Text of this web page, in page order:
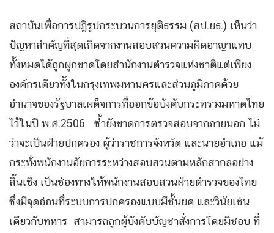
สถาบันเพื่อการปฏิรูปกระบวนการยุติธรรม (สป.ยธ.) เห็นว่า
ปัญหาสำคัญที่สุดเกิดจากงานสอบสวนความผิดอาญาแทบ
ทั้งหมดได้ถูกผูกขาดโดยสำนักงานตำรวจแห่งชาติแต่เพียง
องค์กรเดียวทั้งในกรุงเทพมหานครและส่วนภูมิภาคด้วย
อำนาจของรัฐบาลเผด็จการที่ออกข้อบังคับกระทรวงมหาดไทย
ไว้ในปี พ.ศ.2506 ซ้ำยังขาดการตรวจสอบจากภายนอก ไม่
ว่าจะเป็นฝ่ายปกครอง ผู้ว่าราชการจังหวัด และนายอำเภอ แม้
กระทั่งพนักงานอัยการระหว่างสอบสวนตามหลักสากลอย่าง
สิ้นเชิง เป็นช่องทางให้พนักงานสอบสวนฝ่ายตำรวจของไทย
ซึ่งมีจุดอ่อนที่ระบบการปกครองแบบมีชั้นยศ และวินัยเช่น
เดียวกับทหาร สามารถถูกผู้บังคับบัญชาสั่งการโดยมิชอบ ที่